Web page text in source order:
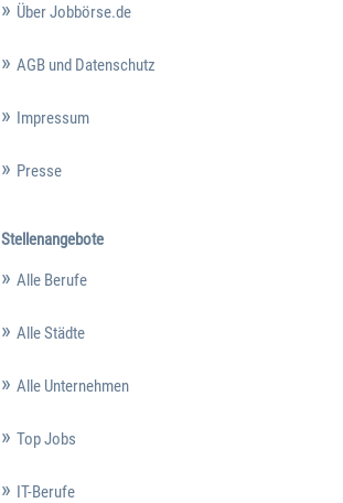
Über Jobbörse.de
AGB und Datenschutz
Impressum
Presse
Stellenangebote
Alle Berufe
Alle Städte
Alle Unternehmen
Top Jobs
IT-Berufe